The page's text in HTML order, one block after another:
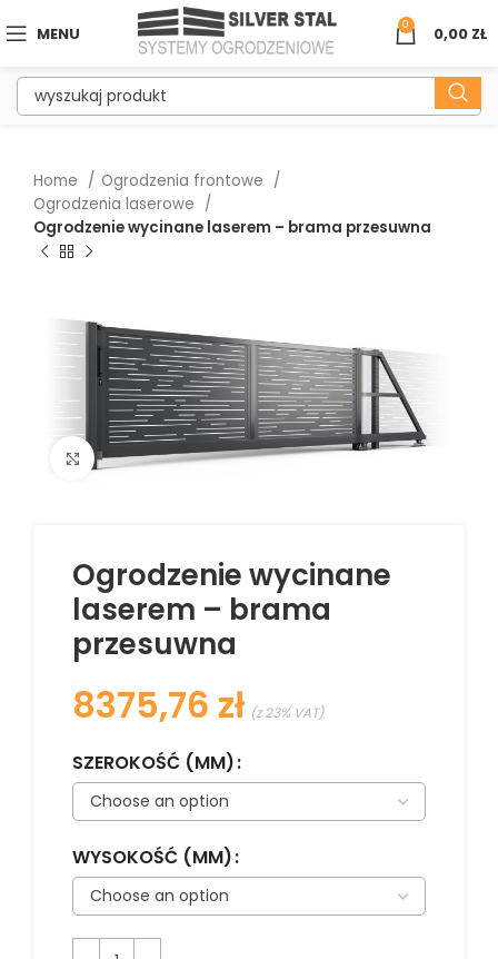
MENU 0 0,00 ZŁ
Home
Ogrodzenia frontowe
Ogrodzenia laserowe
Ogrodzenie wycinane laserem – brama przesuwna
Kliknij aby powiększyć
Ogrodzenie wycinane
laserem – brama
przesuwna
zł
SZEROKOŚĆ (MM)
WYSOKOŚĆ (MM)